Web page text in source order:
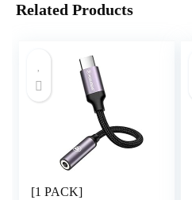
Related Products
[1 PACK]